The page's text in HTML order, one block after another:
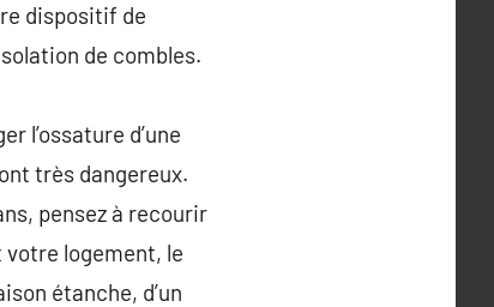
dispositif de
de combles.
l’ossature d’une
très dangereux.
pensez à recourir
logement, le
étanche, d’un